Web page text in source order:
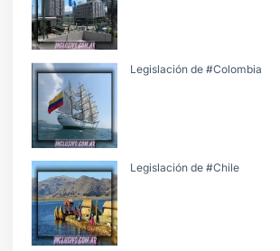
Legislación de #Colombia
Legislación de #Chile